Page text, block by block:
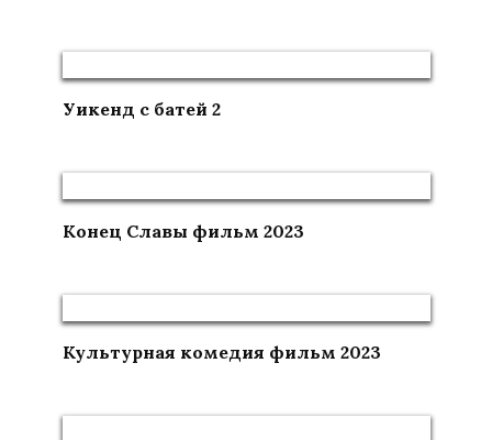
Уикенд с батей 2
Конец Славы фильм 2023
Культурная комедия фильм 2023